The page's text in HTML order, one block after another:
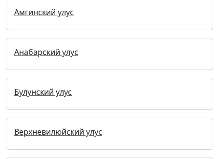
Амгинский улус
Анабарский улус
Булунский улус
Верхневилюйский улус